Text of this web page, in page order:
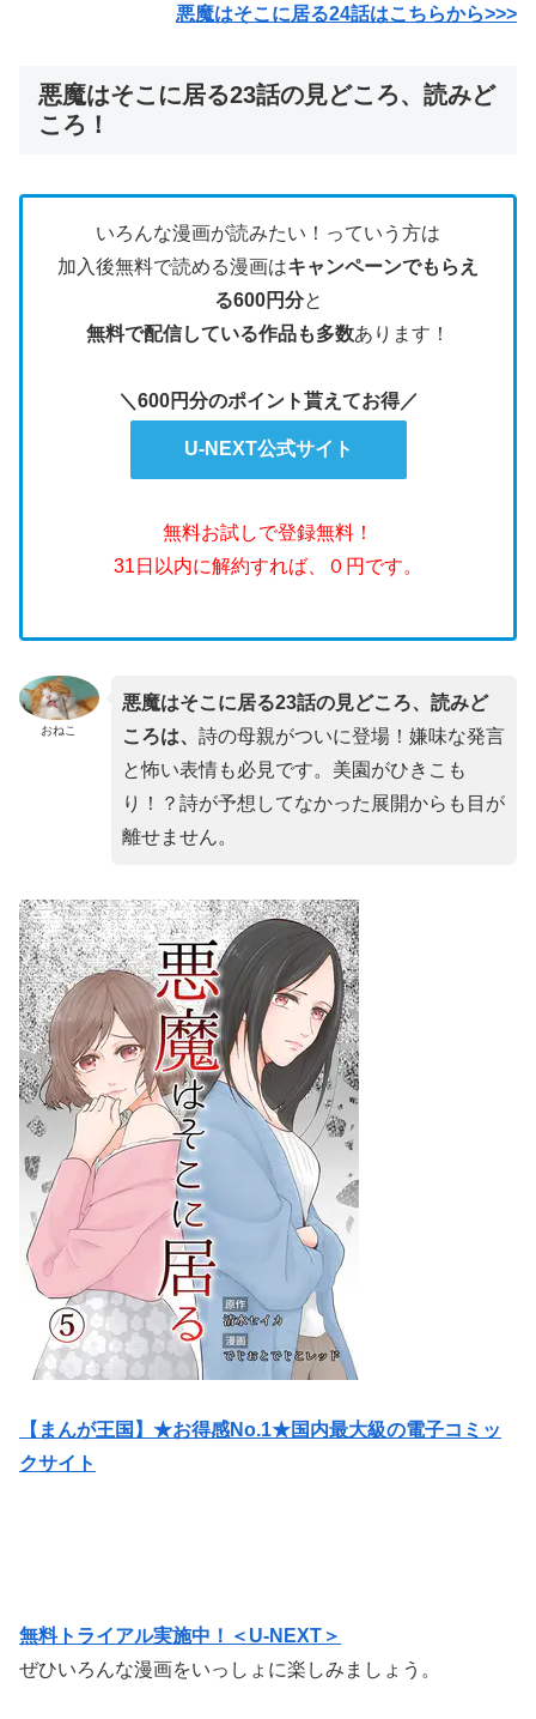
悪魔はそこに居る24話はこちらから>>>
悪魔はそこに居る23話の見どころ、読みど
ころ！
いろんな漫画が読みたい！っていう方は
加入後無料で読める漫画はキャンペーンでもらえ
る600円分と
無料で配信している作品も多数あります！
＼600円分のポイント貰えてお得／
U-NEXT公式サイト
無料お試しで登録無料！
31日以内に解約すれば、０円です。
おねこ
悪魔はそこに居る23話の見どころ、読みど
ころは、 詩の母親がついに登場！嫌味な発言
と怖い表情も必見です。美園がひきこも
り！？詩が予想してなかった展開からも目が
離せません。
【まんが王国】★お得感No.1★国内最大級の電子コミッ
クサイト
無料トライアル実施中！＜U-NEXT＞
ぜひいろんな漫画をいっしょに楽しみましょう。